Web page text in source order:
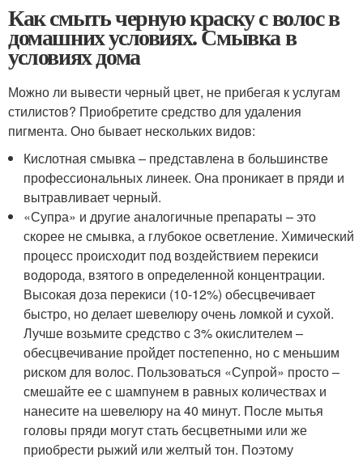
Как смыть черную краску с волос в
домашних условиях. Смывка в
условиях дома
Можно ли вывести черный цвет, не прибегая к услугам
стилистов? Приобретите средство для удаления
пигмента. Оно бывает нескольких видов:
Кислотная смывка – представлена в большинстве
профессиональных линеек. Она проникает в пряди и
вытравливает черный.
«Супра» и другие аналогичные препараты – это
скорее не смывка, а глубокое осветление. Химический
процесс происходит под воздействием перекиси
водорода, взятого в определенной концентрации.
Высокая доза перекиси (10-12%) обесцвечивает
быстро, но делает шевелюру очень ломкой и сухой.
Лучше возьмите средство с 3% окислителем –
обесцвечивание пройдет постепенно, но с меньшим
риском для волос. Пользоваться «Супрой» просто –
смешайте ее с шампунем в равных количествах и
нанесите на шевелюру на 40 минут. После мытья
головы пряди могут стать бесцветными или же
приобрести рыжий или желтый тон. Поэтому